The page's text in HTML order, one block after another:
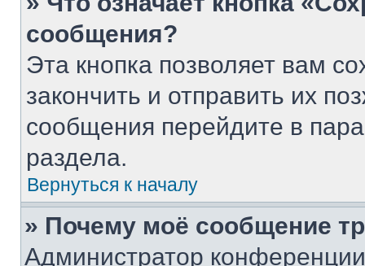
сообщения?
Эта кнопка позволяет вам
закончить и отправить их
сообщения перейдите в
раздела.
Вернуться к началу
» Почему моё сообщение
Администратор